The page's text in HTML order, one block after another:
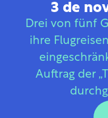
3 de
Drei von fünf
ihre
Auftrag der